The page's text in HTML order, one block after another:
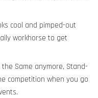
cool and pimped-out
workhorse to get
the Same anymore, Stand-
competition when you go